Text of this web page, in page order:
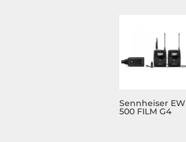
Sennheiser EW
500 FILM G4